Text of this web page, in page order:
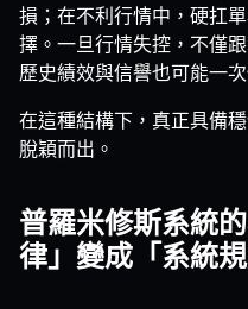
損；在不利行情中，硬扛
擇。一旦行情失控，不僅
歷史績效與信譽也可能一
在這種結構下，真正具備
脫穎而出。
普羅米修斯系統
律」變成「系統規